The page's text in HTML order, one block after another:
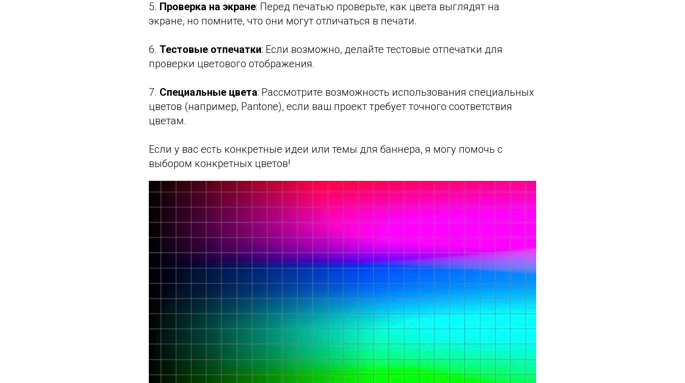
5. Проверка на экране: Перед печатью проверьте, как цвета выглядят на
экране, но помните, что они могут отличаться в печати.
6. Тестовые отпечатки: Если возможно, делайте тестовые отпечатки для
проверки цветового отображения.
7. Специальные цвета: Рассмотрите возможность использования специальных
цветов (например, Pantone), если ваш проект требует точного соответствия
цветам.
Если у вас есть конкретные идеи или темы для баннера, я могу помочь с
выбором конкретных цветов!